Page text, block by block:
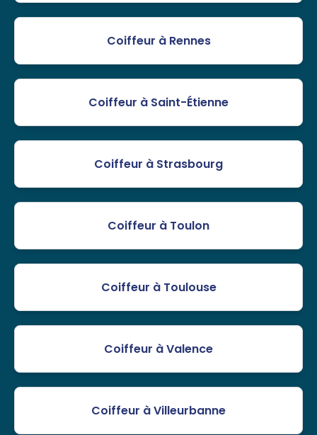
Coiffeur à Rennes
Coiffeur à Saint-Étienne
Coiffeur à Strasbourg
Coiffeur à Toulon
Coiffeur à Toulouse
Coiffeur à Valence
Coiffeur à Villeurbanne